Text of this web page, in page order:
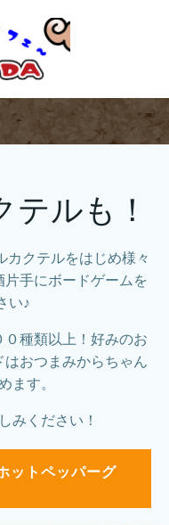
ルも！
カクテルをはじめ様々
手にボードゲームを
い♪
種類以上！好みのお
おつまみからちゃん
ます。
みください！
ットペッパーグ